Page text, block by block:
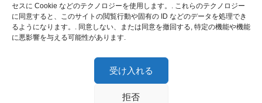
セスに Cookie などのテクノロジーを使用します。. これらのテクノロジー
に同意すると、このサイトの閲覧行動や固有の ID などのデータを処理でき
るようになります。. 同意しない、または同意を撤回する, 特定の機能や機能
に悪影響を与える可能性があります.
受け入れる
拒否
住所
工場住所:No.1工場, いいえ. 105 Xuchang Road, Zhongxin Road Street,